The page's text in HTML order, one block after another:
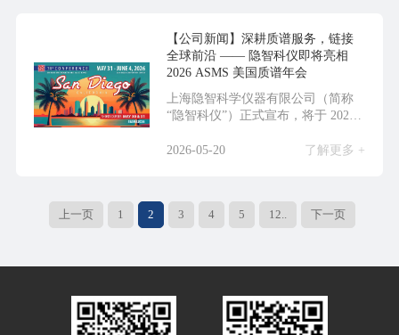
【公司新闻】深耕质谱服务，链接
全球前沿 —— 隐智科仪即将亮相
2026 ASMS 美国质谱年会
上海隐智科学仪器有限公司（简称
“隐智科仪”）正式宣布，将于 2026
2026-05-20
了解更多 +
上一页 1 2 3 4 5 12.. 下一页